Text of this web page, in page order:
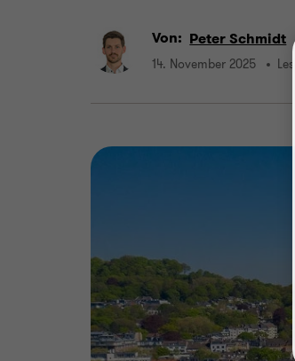
Von: Peter Schmidt
14. November 2025